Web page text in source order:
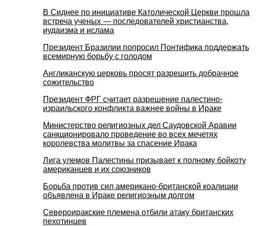
В Сиднее по инициативе Католической Церкви прошла
встреча ученых — последователей христианства,
иудаизма и ислама
Президент Бразилии попросил Понтифика поддержать
всемирную борьбу с голодом
Англиканскую церковь просят разрешить добрачное
сожительство
Президент ФРГ считает разрешение палестино-
израильского конфликта важнее войны в Ираке
Министерство религиозных дел Саудовской Аравии
санкционировало проведение во всех мечетях
королевства молитвы за спасение Ирака
Лига улемов Палестины призывает к полному бойкоту
американцев и их союзников
Борьба против сил американо-британской коалиции
объявлена в Ираке религиозным долгом
Североиракские племена отбили атаку британских
пехотинцев